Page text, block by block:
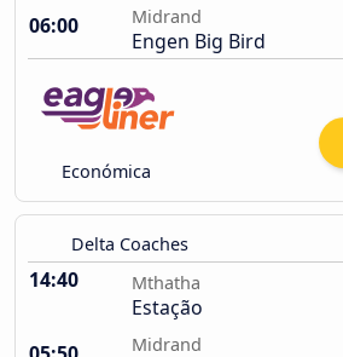
06:00
Midrand
Engen Big Bird
Económica
Delta Coaches
14:40 Mthatha
Estação
Midrand